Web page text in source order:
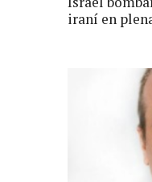
iraní en